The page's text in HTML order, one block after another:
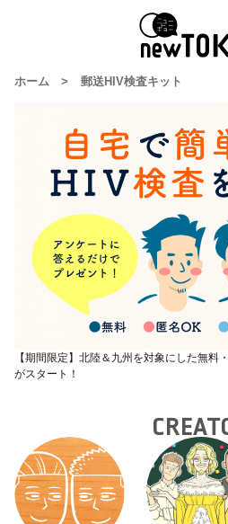
ホーム > 郵送HIV検査キット
【期間限定】北陸＆九州を対象にした無料
がスタート！